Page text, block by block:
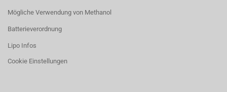
Mögliche Verwendung von Methanol
Batterieverordnung
Lipo Infos
Cookie Einstellungen